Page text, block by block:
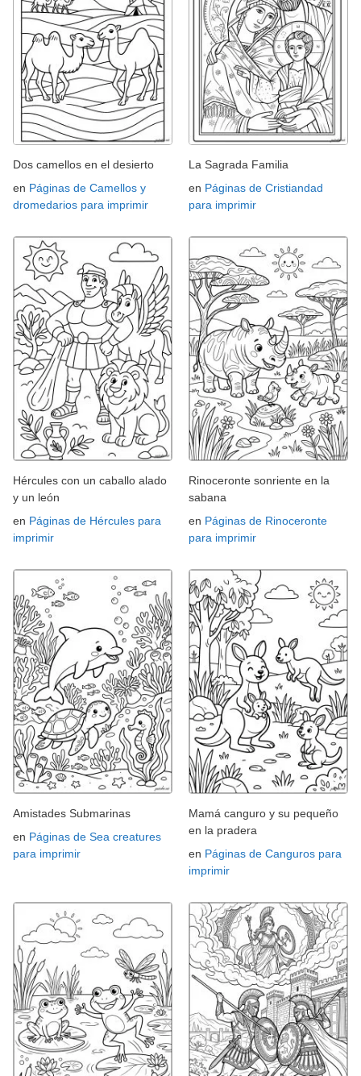
Dos camellos en el desierto
en Páginas de Camellos y
dromedarios para imprimir
La Sagrada Familia
en Páginas de Cristiandad
para imprimir
Hércules con un caballo alado
y un león
en Páginas de Hércules para
imprimir
Rinoceronte sonriente en la
sabana
en Páginas de Rinoceronte
para imprimir
Amistades Submarinas
en Páginas de Sea creatures
para imprimir
Mamá canguro y su pequeño
en la pradera
en Páginas de Canguros para
imprimir